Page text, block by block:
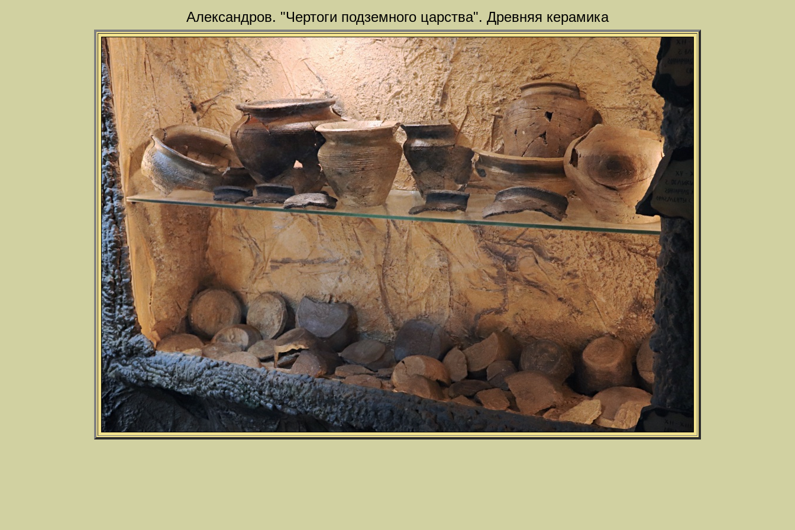
Александров. "Чертоги подземного царства". Древняя керамика